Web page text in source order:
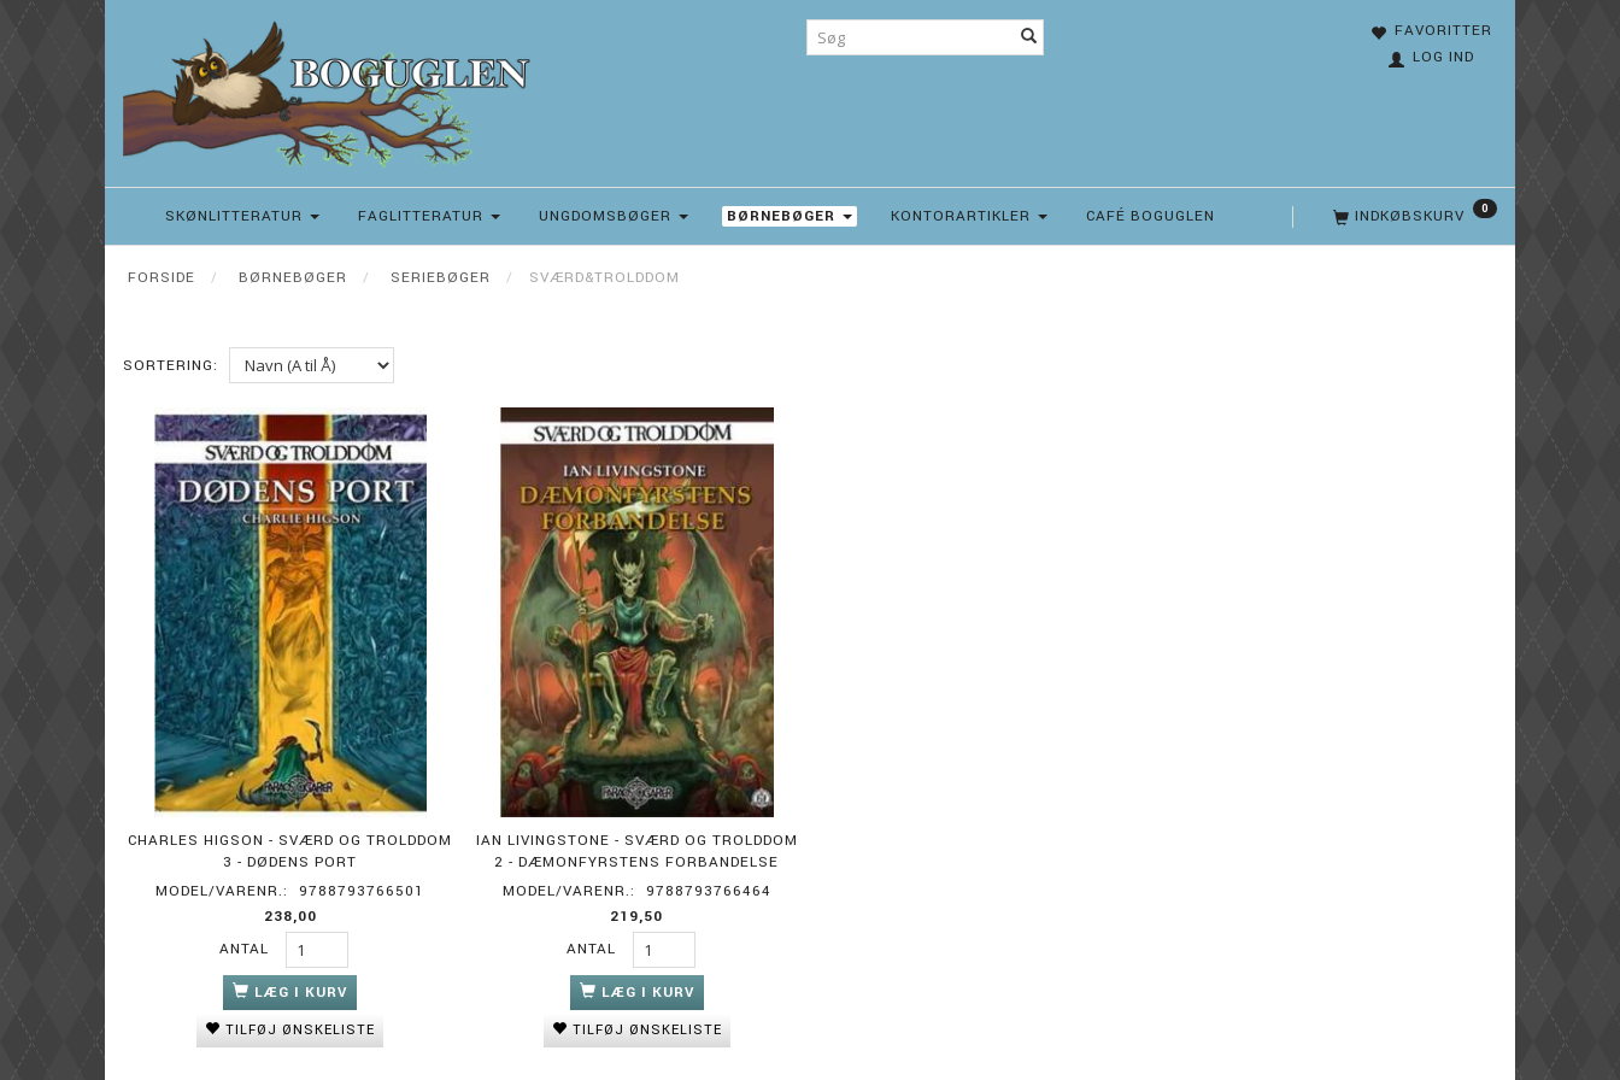
FAVORITTER
LOG IND
INDKØBSKURV 0
SKØNLITTERATUR FAGLITTERATUR UNGDOMSBØGER BØRNEBØGER KONTORARTIKLER CAFÉ BOGUGLEN
FORSIDE BØRNEBØGER SERIEBØGER SVÆRD&TROLDDOM
SORTERING:
CHARLES HIGSON - SVÆRD OG TROLDDOM
3 - DØDENS PORT
MODEL/VARENR.:
9788793766501
238,00
ANTAL
LÆG I KURV
TILFØJ ØNSKELISTE
IAN LIVINGSTONE - SVÆRD OG TROLDDOM
2 - DÆMONFYRSTENS FORBANDELSE
MODEL/VARENR.:
9788793766464
219,50
ANTAL
LÆG I KURV
TILFØJ ØNSKELISTE